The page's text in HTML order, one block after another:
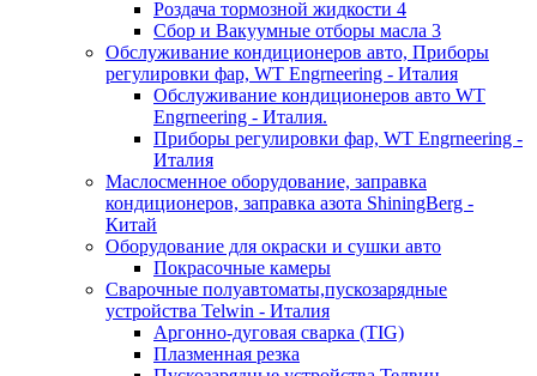
Роздача тормозной жидкости 4
Сбор и Вакуумные отборы масла 3
Обслуживание кондиционеров авто, Приборы
регулировки фар, WT Engrneering - Италия
Обслуживание кондиционеров авто WT
Engrneering - Италия.
Приборы регулировки фар, WT Engrneering -
Италия
Маслосменное оборудование, заправка
кондиционеров, заправка азота ShiningBerg -
Китай
Оборудование для окраски и сушки авто
Покрасочные камеры
Сварочные полуавтоматы,пускозарядные
устройства Telwin - Италия
Аргонно-дуговая сварка (TIG)
Плазменная резка